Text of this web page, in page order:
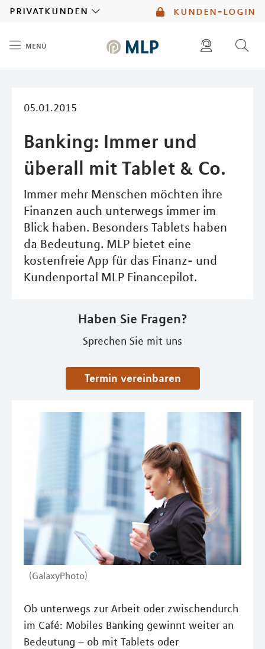
kunden-login
privatkunden
menü
05.01.2015
Banking: Immer und
überall mit Tablet & Co.
Immer mehr Menschen möchten ihre
Finanzen auch unterwegs immer im
Blick haben. Besonders Tablets haben
da Bedeutung. MLP bietet eine
kostenfreie App für das Finanz- und
Kundenportal MLP Financepilot.
Haben Sie Fragen?
Sprechen Sie mit uns
Termin vereinbaren
(GalaxyPhoto)
Ob unterwegs zur Arbeit oder zwischendurch
im Café: Mobiles Banking gewinnt weiter an
Bedeutung – ob mit Tablets oder